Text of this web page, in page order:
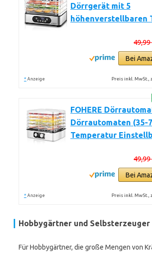
Dörrgerät mit 5
höhenverstellbaren
49,99
Bei
* Anzeige Preis inkl. MwSt.,
FOHERE
Dörrautomaten (35-
Temperatur
49,99
Bei
* Anzeige Preis inkl. MwSt.,
Hobbygärtner und Selbsterzeuger
Für Hobbygärtner, die große Mengen von